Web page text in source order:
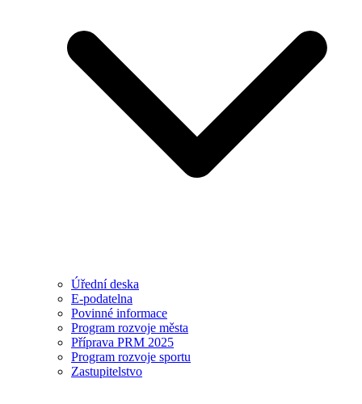
Úřední deska
E-podatelna
Povinné informace
Program rozvoje města
Příprava PRM 2025
Program rozvoje sportu
Zastupitelstvo